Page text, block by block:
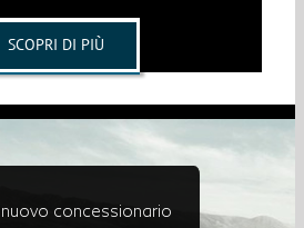
SCOPRI DI PIÙ
concessionario